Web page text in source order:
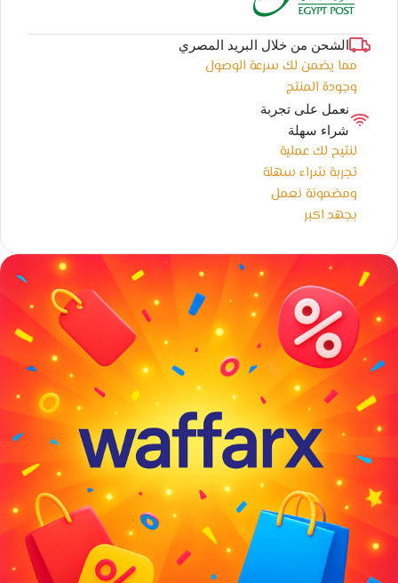
الشحن من خلال البريد المصري
مما يضمن لك سرعة الوصول
وجودة المنتج
نعمل على تجربة
شراء سهلة
لنتيح لك عملية
تجربة شراء سهلة
ومضمونة نعمل
بجهد اكبر